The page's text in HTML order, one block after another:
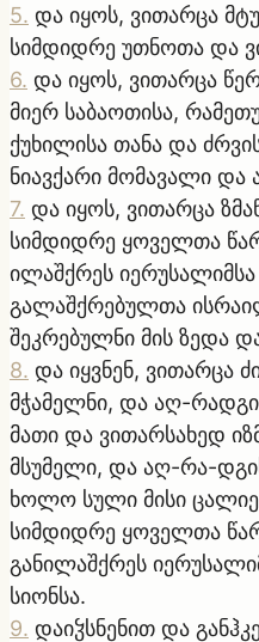
5. და იყოს, ვითარცა
სიმდიდრე უთნოთა და
6. და იყოს, ვითარცა
მიერ საბაოთისა,
ქუხილისა თანა და
ნიავქარი მომავალი და
7. და იყოს, ვითარცა
სიმდიდრე ყოველთა
ილაშქრეს
გალაშქრებულთა
შეკრებულნი მის ზედა
8. და იყვნენ, ვითარცა
მჭამელნი, და აღ-
მათი და ვითარსახედ
მსუმელი, და აღ-რა-
ხოლო სული მისი
სიმდიდრე ყოველთა
განილაშქრეს
სიონსა.
9. დაიჴსნენით და